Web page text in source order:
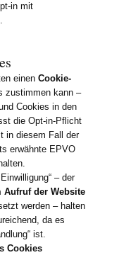
in mit
einenCookie-
zustimmen kann –
Cookies in den
die Opt-in-Pflicht
in diesem Fall der
erwähnte EPVO
– der
Aufruf der Website
werden – halten
da es
ist.
Cookies